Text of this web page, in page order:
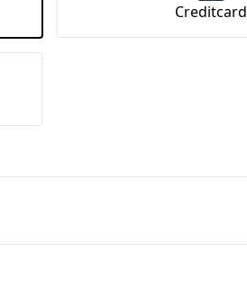
Creditcard